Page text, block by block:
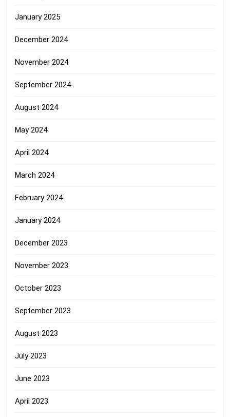
January 2025
December 2024
November 2024
September 2024
August 2024
May 2024
April 2024
March 2024
February 2024
January 2024
December 2023
November 2023
October 2023
September 2023
August 2023
July 2023
June 2023
April 2023